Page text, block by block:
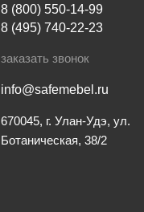
8 (800) 550-14-99
8 (495) 740-22-23
заказать звонок
info@safemebel.ru
670045, г. Улан-Удэ, ул.
Ботаническая, 38/2